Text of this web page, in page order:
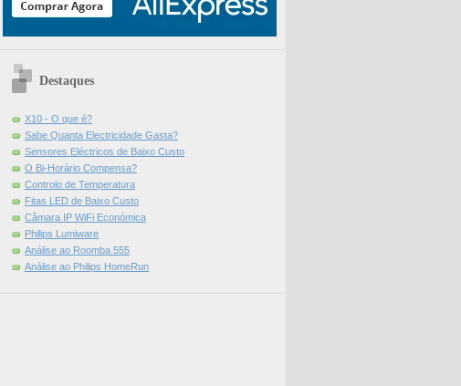
Destaques
X10 - O que é?
Sabe Quanta Electricidade Gasta?
Sensores Eléctricos de Baixo Custo
O Bi-Horário Compensa?
Controlo de Temperatura
Fitas LED de Baixo Custo
Câmara IP WiFi Económica
Philips Lumiware
Análise ao Roomba 555
Análise ao Philips HomeRun